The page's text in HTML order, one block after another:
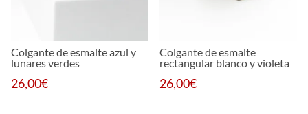
Colgante de esmalte azul y
lunares verdes
26,00€
Colgante de esmalte
rectangular blanco y violeta
26,00€